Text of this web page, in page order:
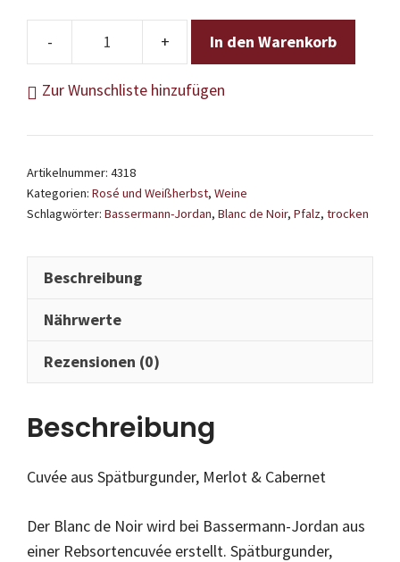
Bassermann-
-
trocken
Menge
In den Warenkorb
Zur Wunschliste hinzufügen
Artikelnummer: 4318
Kategorien: Rosé und Weißherbst, Weine
Schlagwörter: Bassermann-Jordan, Blanc de Noir, Pfalz, trocken
Beschreibung
Nährwerte
Rezensionen (0)
Beschreibung
Cuvée aus Spätburgunder, Merlot & Cabernet
Der Blanc de Noir wird bei Bassermann-Jordan aus
einer Rebsortencuvée erstellt. Spätburgunder,